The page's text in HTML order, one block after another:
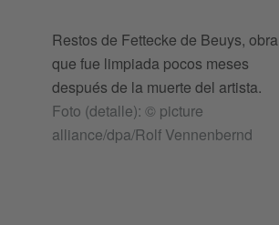
Restos de Fettecke de Beuys, obra
que fue limpiada pocos meses
después de la muerte del artista.
Foto (detalle): © picture
alliance/dpa/Rolf Vennenbernd